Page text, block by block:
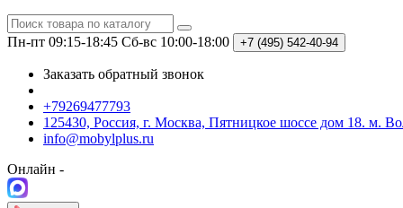
Пн-пт 09:15-18:45 Сб-вс 10:00-18:00 +7 (495) 542-40-94
Заказать обратный звонок
+79269477793
125430, Россия, г. Москва, Пятницкое шоссе дом 18. м.
info@mobylplus.ru
Онлайн -